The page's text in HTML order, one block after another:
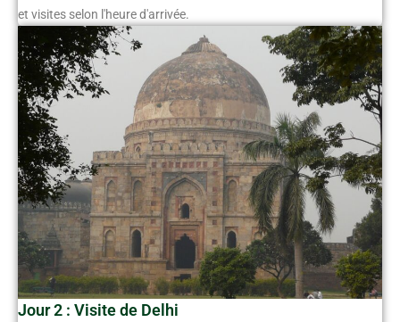
et visites selon l'heure d'arrivée.
Jour 2 : Visite de Delhi